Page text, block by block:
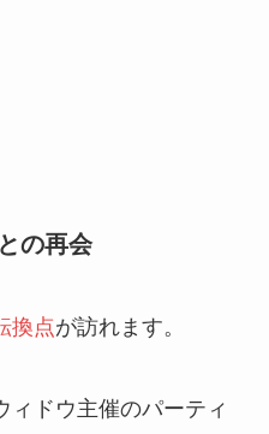
の再会
換点が訪れます。
ィドウ主催のパーティ